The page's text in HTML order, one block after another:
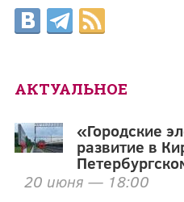
АКТУАЛЬНОЕ
«Городские
развитие в
20 июня — 18:00